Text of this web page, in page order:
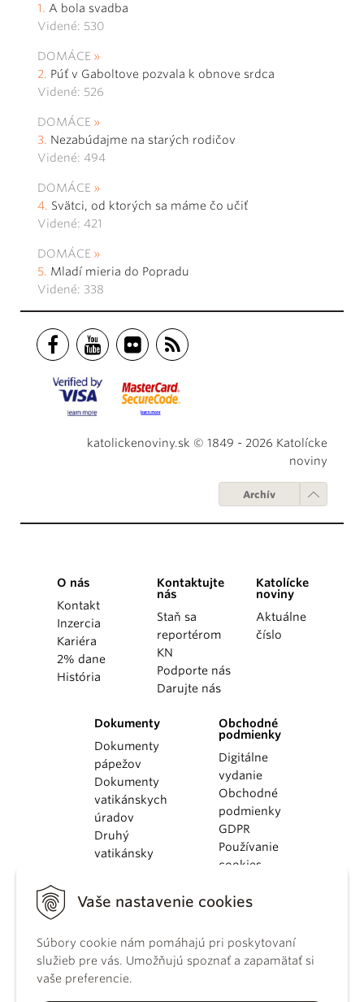
Vaše nastavenie cookies
Súbory cookie nám pomáhajú pri poskytovaní
služieb pre vás. Umožňujú spoznať a zapamätať si
vaše preferencie.
A bola svadba
Videné: 530
DOMÁCE
Púť v Gaboltove pozvala k obnove srdca
Videné: 526
DOMÁCE
Nezabúdajme na starých rodičov
Videné: 494
DOMÁCE
Svätci, od ktorých sa máme čo učiť
Videné: 421
DOMÁCE
Mladí mieria do Popradu
Videné: 338
katolickenoviny.sk © 1849 - 2026 Katolícke
noviny
Archív
O nás
Kontakt
Inzercia
Kariéra
2% dane
História
Kontaktujte
nás
Staň sa
reportérom
KN
Podporte nás
Darujte nás
Katolícke
noviny
Aktuálne
číslo
Dokumenty
Dokumenty
pápežov
Dokumenty
vatikánskych
úradov
Druhý
vatikánsky
KBS
kánonického
práva
Katechizmus
Obchodné
podmienky
Digitálne
vydanie
Obchodné
podmienky
GDPR
Používanie
cookies